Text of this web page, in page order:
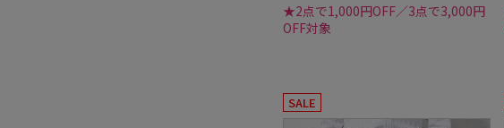
★2点で1,000円OFF／3点で3,000円
OFF対象
SALE